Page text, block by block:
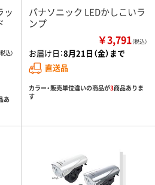
ッ
あ
パナソニック LEDかしこいラ
ンプ
￥3,791（税込）
お届け日：8月21日（金）まで
直送品
カラー・販売単位違いの商品が3商品ありま
す